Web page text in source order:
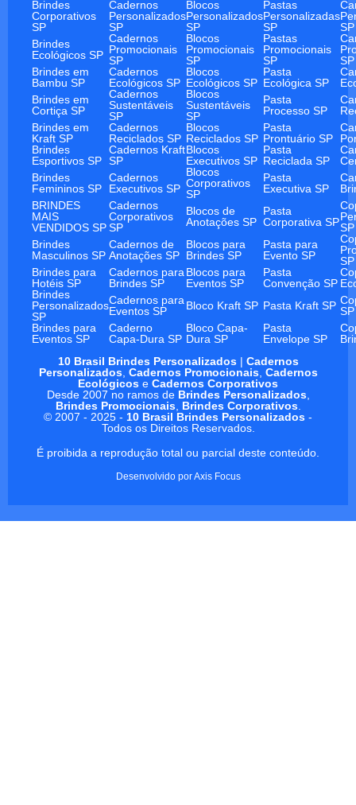
Brindes
Corporativos
SP
Cadernos
Personalizados
SP
Blocos
Personalizados
SP
Pastas
Personalizadas
SP
SP
Brindes
Ecológicos SP
Cadernos
Promocionais
SP
Blocos
Promocionais
SP
Pastas
Promocionais
SP
SP
Brindes em
Bambu SP
Cadernos
Ecológicos SP
Blocos
Ecológicos SP
Pasta
Ecológica SP
Brindes em
Cortiça SP
Cadernos
Sustentáveis
SP
Blocos
Sustentáveis
SP
Pasta
Processo SP
Brindes em
Kraft SP
Cadernos
Reciclados SP
Blocos
Reciclados SP
Pasta
Prontuário SP
Brindes
Esportivos SP
Cadernos Kraft
SP
Blocos
Executivos SP
Pasta
Reciclada SP
Brindes
Femininos SP
Cadernos
Executivos SP
Blocos
Corporativos
SP
Pasta
Executiva SP
BRINDES
MAIS
VENDIDOS SP
Cadernos
Corporativos
SP
Blocos de
Anotações SP
Pasta
Corporativa SPSP
Brindes
Masculinos SP
Cadernos de
Anotações SP
Blocos para
Brindes SP
Pasta para
Evento SP
SP
Brindes para
Hotéis SP
Cadernos para
Brindes SP
Blocos para
Eventos SP
Pasta
Convenção SP
Brindes
Personalizados
SP
Cadernos para
Eventos SP
Bloco Kraft SP Pasta Kraft SP SP
Brindes para
Eventos SP
Caderno
Capa-Dura SP
Bloco Capa-
Dura SP
Pasta
Envelope SP
10 Brasil Brindes Personalizados| Cadernos
Personalizados, Cadernos Promocionais, Cadernos
Ecológicos e Cadernos Corporativos
Desde 2007 no ramos de Brindes Personalizados,
Brindes Promocionais, Brindes Corporativos.
© 2007 - 2025 - 10 Brasil Brindes Personalizados -
Todos os Direitos Reservados.
É proibida a reprodução total ou parcial deste conteúdo.
Desenvolvido porAxis Focus